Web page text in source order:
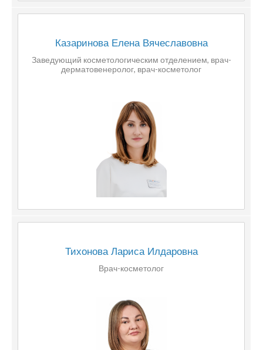
Казаринова Елена Вячеславовна
Заведующий косметологическим отделением, врач-
дерматовенеролог, врач-косметолог
Тихонова Лариса Илдаровна
Врач-косметолог